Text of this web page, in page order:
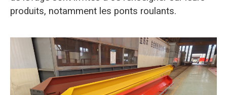
produits, notamment les ponts roulants.